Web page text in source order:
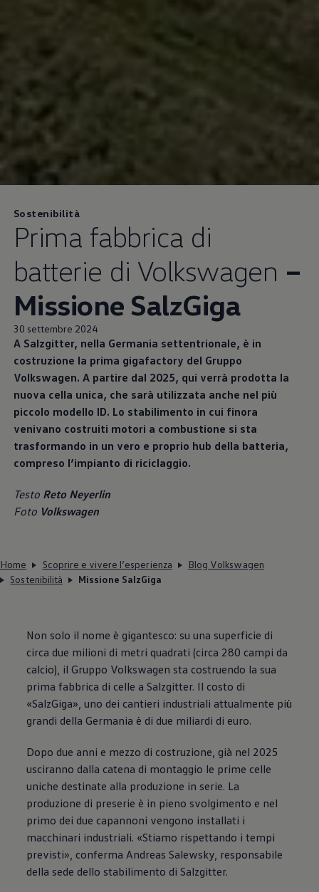
Sostenibilità
Prima fabbrica di
batterie di Volkswagen –
Missione SalzGiga
30 settembre 2024
A Salzgitter, nella Germania settentrionale, è in
costruzione la prima gigafactory del Gruppo
Volkswagen. A partire dal 2025, qui verrà prodotta la
nuova cella unica, che sarà utilizzata anche nel più
piccolo modello ID. Lo stabilimento in cui finora
venivano costruiti motori a combustione si sta
trasformando in un vero e proprio hub della batteria,
compreso l’impianto di riciclaggio.
Testo Reto Neyerlin
Foto Volkswagen
Home Scoprire e vivere l’esperienza
Blog Volkswagen
Sostenibilità
Missione SalzGiga
Non solo il nome è gigantesco: su una superficie di
circa due milioni di metri quadrati (circa 280 campi da
calcio), il Gruppo Volkswagen sta costruendo la sua
prima fabbrica di celle a Salzgitter. Il costo di
«SalzGiga», uno dei cantieri industriali attualmente più
grandi della Germania è di due miliardi di euro.
Dopo due anni e mezzo di costruzione, già nel 2025
usciranno dalla catena di montaggio le prime celle
uniche destinate alla produzione in serie. La
produzione di preserie è in pieno svolgimento e nel
primo dei due capannoni vengono installati i
macchinari industriali. «Stiamo rispettando i tempi
previsti», conferma Andreas Salewsky, responsabile
della sede dello stabilimento di Salzgitter.